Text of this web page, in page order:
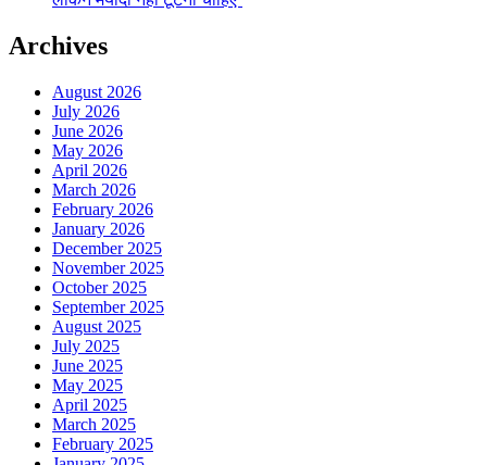
Archives
August 2026
July 2026
June 2026
May 2026
April 2026
March 2026
February 2026
January 2026
December 2025
November 2025
October 2025
September 2025
August 2025
July 2025
June 2025
May 2025
April 2025
March 2025
February 2025